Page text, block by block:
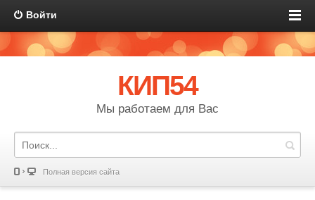
Войти
КИП54
Мы работаем для Вас
Полная версия сайта